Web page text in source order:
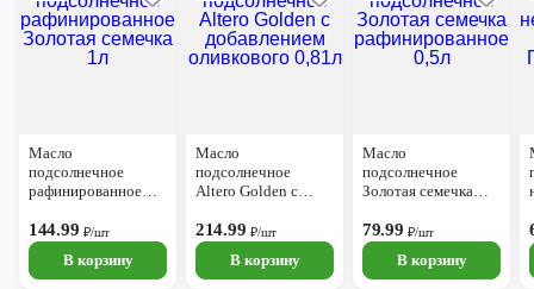
Масло
подсолнечное
рафинированное
144.99 ₽/шт
В корзину
Масло
подсолнечное
Altero Golden с
оливкового 0,81л
214.99 ₽/шт
В корзину
Масло
подсолнечное
Золотая семечка
0,5л
79.99₽/шт
В корзину